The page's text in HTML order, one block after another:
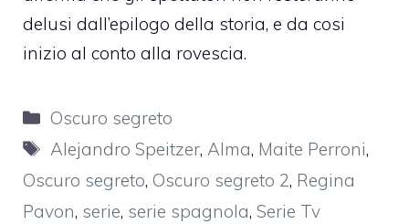
delusi dall’epilogo della storia, e da cosi
inizio al conto alla rovescia.
Categorie
Oscuro segreto
Tag
Alejandro Speitzer,Alma, Maite Perroni,
Oscuro segreto, Oscuro segreto 2, Regina
Pavon, serie, serie spagnola, Serie Tv